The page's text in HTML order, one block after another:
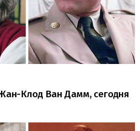
Клод Ван Дамм, сегодня